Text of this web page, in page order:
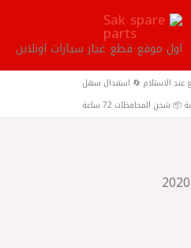
اول موقع قطع غيار سيارات اونلاين